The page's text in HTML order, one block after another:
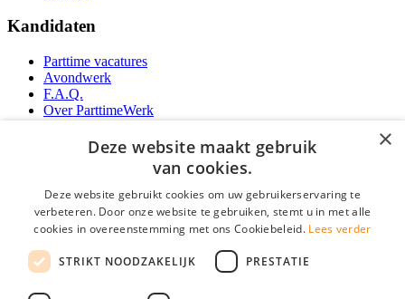
Kandidaten
Parttime vacatures
Avondwerk
F.A.Q.
Over ParttimeWerk
YoungCapital Android App
Parttime personeel
Vacature aanmelden
Partners
×
Deze website maakt gebruik
van cookies.
Deze website gebruikt cookies om uw gebruikerservaring te
verbeteren. Door onze website te gebruiken, stemt u in met alle
cookies in overeenstemming met ons Cookiebeleid. Lees verder
STRIKT NOODZAKELIJK PRESTATIE